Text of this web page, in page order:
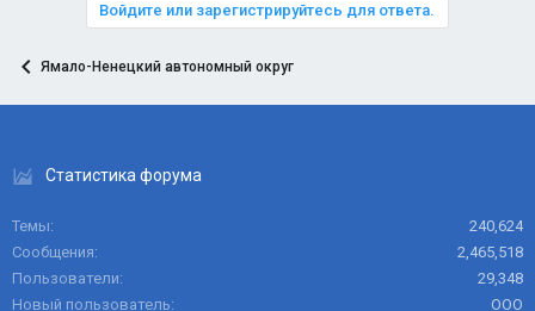
Войдите или зарегистрируйтесь для ответа.
Ямало-Ненецкий автономный округ
Статистика форума
Темы
240,624
Сообщения
2,465,518
Пользователи
29,348
Новый пользователь
ООО